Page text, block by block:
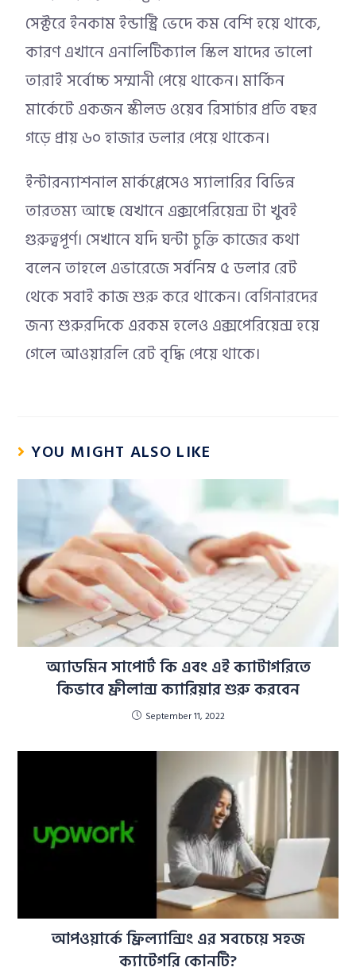
সেক্টরে ইনকাম ইন্ডাস্ট্রি ভেদে কম বেশি হয়ে থাকে,
কারণ এখানে এনালিটিক্যাল স্কিল যাদের ভালো
তারাই সর্বোচ্চ সম্মানী পেয়ে থাকেন। মার্কিন
মার্কেটে একজন স্কীলড ওয়েব রিসার্চার প্রতি বছর
গড়ে প্রায় ৬০ হাজার ডলার পেয়ে থাকেন।
ইন্টারন্যাশনাল মার্কপ্লেসেও স্যালারির বিভিন্ন
তারতম্য আছে যেখানে এক্সপেরিয়েন্স টা খুবই
গুরুত্বপূর্ণ। সেখানে যদি ঘন্টা চুক্তি কাজের কথা
বলেন তাহলে এভারেজে সর্বনিম্ন ৫ ডলার রেট
থেকে সবাই কাজ শুরু করে থাকেন। বেগিনারদের
জন্য শুরুরদিকে এরকম হলেও এক্সপেরিয়েন্স হয়ে
গেলে আওয়ারলি রেট বৃদ্ধি পেয়ে থাকে।
YOU MIGHT ALSO LIKE
অ্যাডমিন সাপোর্ট কি এবং এই ক্যাটাগরিতে
কিভাবে ফ্রীলান্স ক্যারিয়ার শুরু করবেন
September 11, 2022
আপওয়ার্কে ফ্রিল্যান্সিং এর সবচেয়ে সহজ
ক্যাটেগরি কোনটি?